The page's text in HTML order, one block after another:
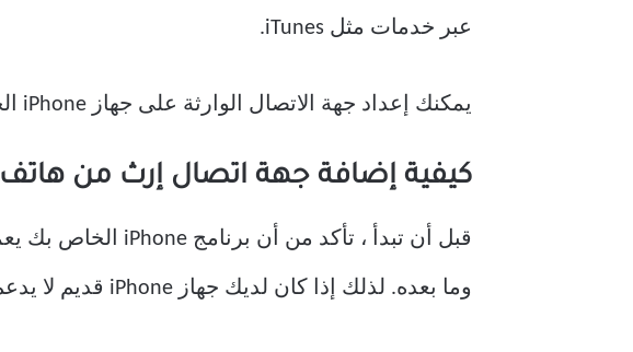
عبر خدمات مثل iTunes.
يمكنك إعداد جهة الاتصال الوارثة على جهاز iPhone الخاص بك فقط عندما تكون مرتاحًا لمشاركة المعلومات والبيانات بعد وفاتك.
كيفية إضافة جهة اتصال إرث من هاتف iPhone الخاص بك
وما بعده. لذلك إذا كان لديك جهاز iPhone قديم لا يدعم إصدار iOS ، فلا يمكنك إضافة جهة الاتصال الوارثة.